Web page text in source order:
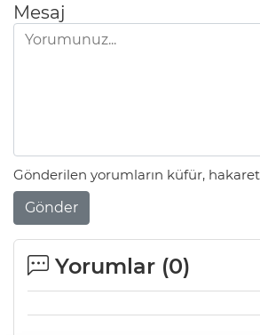
Mesaj
Gönderilen yorumların küfür,
Gönder
Yorumlar (0)